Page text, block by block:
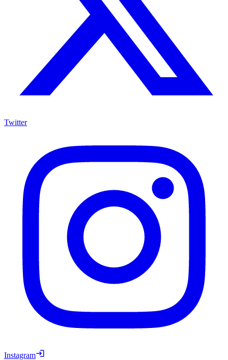
Twitter
Instagram